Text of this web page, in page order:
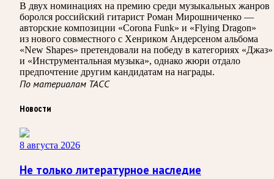
В двух номинациях на премию среди музыкальных жанров
боролся российский гитарист Роман Мирошниченко —
авторские композиции «Corona Funk» и «Flying Dragon»
из нового совместного с Хенриком Андерсеном альбома
«New Shapes» претендовали на победу в категориях «Джаз»
и «Инструментальная музыка», однако жюри отдало
предпочтение другим кандидатам на награды.
По материалам ТАСС
Новости
8 августа 2026
Не только литературное наследие